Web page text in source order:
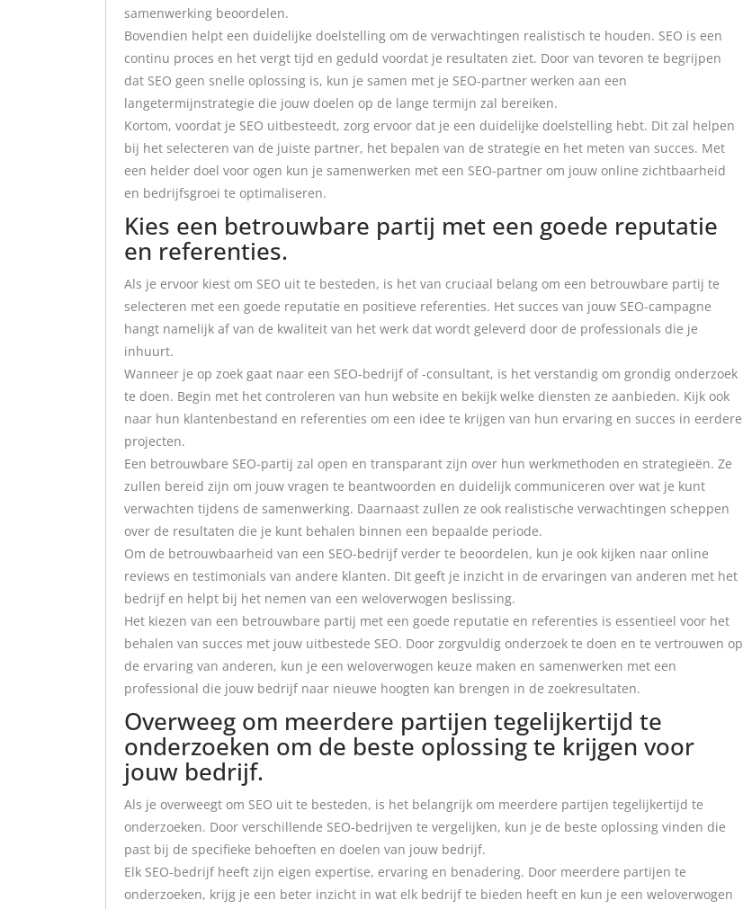
samenwerking beoordelen.
Bovendien helpt een duidelijke doelstelling om de verwachtingen realistisch te houden. SEO is een
continu proces en het vergt tijd en geduld voordat je resultaten ziet. Door van tevoren te begrijpen
dat SEO geen snelle oplossing is, kun je samen met je SEO-partner werken aan een
langetermijnstrategie die jouw doelen op de lange termijn zal bereiken.
Kortom, voordat je SEO uitbesteedt, zorg ervoor dat je een duidelijke doelstelling hebt. Dit zal helpen
bij het selecteren van de juiste partner, het bepalen van de strategie en het meten van succes. Met
een helder doel voor ogen kun je samenwerken met een SEO-partner om jouw online zichtbaarheid
en bedrijfsgroei te optimaliseren.
Kies een betrouwbare partij met een goede reputatie
en referenties.
Als je ervoor kiest om SEO uit te besteden, is het van cruciaal belang om een betrouwbare partij te
selecteren met een goede reputatie en positieve referenties. Het succes van jouw SEO-campagne
hangt namelijk af van de kwaliteit van het werk dat wordt geleverd door de professionals die je
inhuurt.
Wanneer je op zoek gaat naar een SEO-bedrijf of -consultant, is het verstandig om grondig onderzoek
te doen. Begin met het controleren van hun website en bekijk welke diensten ze aanbieden. Kijk ook
naar hun klantenbestand en referenties om een idee te krijgen van hun ervaring en succes in eerdere
projecten.
Een betrouwbare SEO-partij zal open en transparant zijn over hun werkmethoden en strategieën. Ze
zullen bereid zijn om jouw vragen te beantwoorden en duidelijk communiceren over wat je kunt
verwachten tijdens de samenwerking. Daarnaast zullen ze ook realistische verwachtingen scheppen
over de resultaten die je kunt behalen binnen een bepaalde periode.
Om de betrouwbaarheid van een SEO-bedrijf verder te beoordelen, kun je ook kijken naar online
reviews en testimonials van andere klanten. Dit geeft je inzicht in de ervaringen van anderen met het
bedrijf en helpt bij het nemen van een weloverwogen beslissing.
Het kiezen van een betrouwbare partij met een goede reputatie en referenties is essentieel voor het
behalen van succes met jouw uitbestede SEO. Door zorgvuldig onderzoek te doen en te vertrouwen op
de ervaring van anderen, kun je een weloverwogen keuze maken en samenwerken met een
professional die jouw bedrijf naar nieuwe hoogten kan brengen in de zoekresultaten.
Overweeg om meerdere partijen tegelijkertijd te
onderzoeken om de beste oplossing te krijgen voor
jouw bedrijf.
Als je overweegt om SEO uit te besteden, is het belangrijk om meerdere partijen tegelijkertijd te
onderzoeken. Door verschillende SEO-bedrijven te vergelijken, kun je de beste oplossing vinden die
past bij de specifieke behoeften en doelen van jouw bedrijf.
Elk SEO-bedrijf heeft zijn eigen expertise, ervaring en benadering. Door meerdere partijen te
onderzoeken, krijg je een beter inzicht in wat elk bedrijf te bieden heeft en kun je een weloverwogen